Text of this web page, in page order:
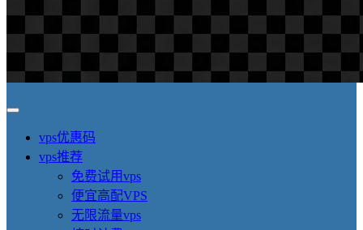
vps优惠码
vps推荐
免费试用vps
便宜高配VPS
无限流量vps